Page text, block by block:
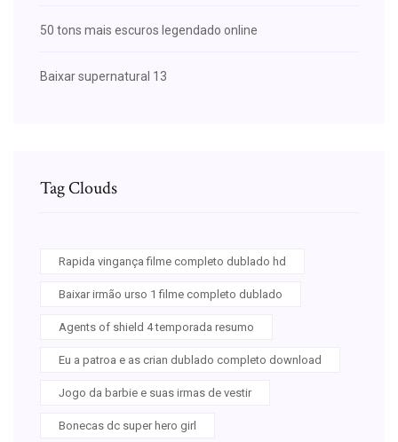
50 tons mais escuros legendado online
Baixar supernatural 13
Tag Clouds
Rapida vingança filme completo dublado hd
Baixar irmão urso 1 filme completo dublado
Agents of shield 4 temporada resumo
Eu a patroa e as crian dublado completo download
Jogo da barbie e suas irmas de vestir
Bonecas dc super hero girl